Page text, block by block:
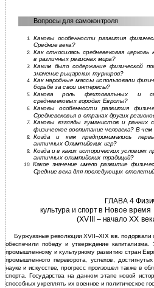
Вопросы для самоконтроля
1. Каковы особенности развития
Средние века?
2.
Как относилась средневековая
в различных регионах мира?
3. Каким было содержание физической
значение рыцарских турниров?
4. Как народные массы использовали
борьбе за свои интересы?
5.
Какова роль фехтовальных и
средневековых городах Европы?
6. Каковы особенности развития
Средневековья в странах других
7. Каковы взгляды гуманистов и ранних
физическое воспитание человека? В чем
8.
Когда и кем предпринимались
античных Олимпийских игр?
9. Когда и в каких исторических условиях
античных олимпийских традиций?
10. Какое значение имело развитие
Средние века для последующих
ГЛАВА 4
культура и спорт в Новое время
(XVIII – начало ХХ
Буржуазные революции XVII–XIX вв. подорвали
обеспечили победу и утверждение капитализма.
промышленному и культурному развитию стран
промышленного переворота, успехов,
науке и искусстве, прогресс произошел также в
спорта. Государства на данном этапе новой
способных укреплять их военное и политическое